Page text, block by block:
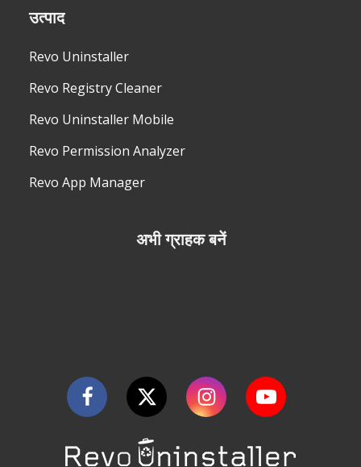
उत्पाद
Revo Uninstaller
Revo Registry Cleaner
Revo Uninstaller Mobile
Revo Permission Analyzer
Revo App Manager
अभी ग्राहक बनें